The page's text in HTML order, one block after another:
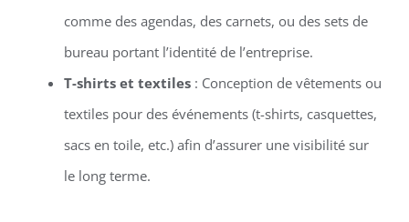
comme des agendas, des carnets, ou des sets de
bureau portant l’identité de l’entreprise.
T-shirts et textiles: Conception de vêtements ou
textiles pour des événements (t-shirts, casquettes,
sacs en toile, etc.) afin d’assurer une visibilité sur
le long terme.